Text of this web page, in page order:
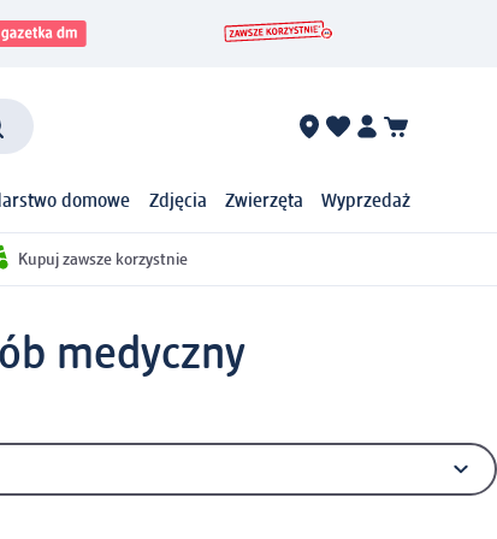
domowe Zdjęcia Zwierzęta Wyprzedaż
Kupuj zawsze korzystnie
medyczny